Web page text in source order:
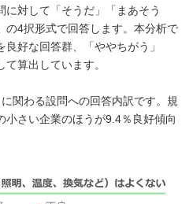
対して「そうだ」「まあそう
の4択形式で回答します。本分析で
好な回答群、「ややちがう」
て算出しています。
関わる設問への回答内訳です。規
小さい企業のほうが9.4％良好傾向